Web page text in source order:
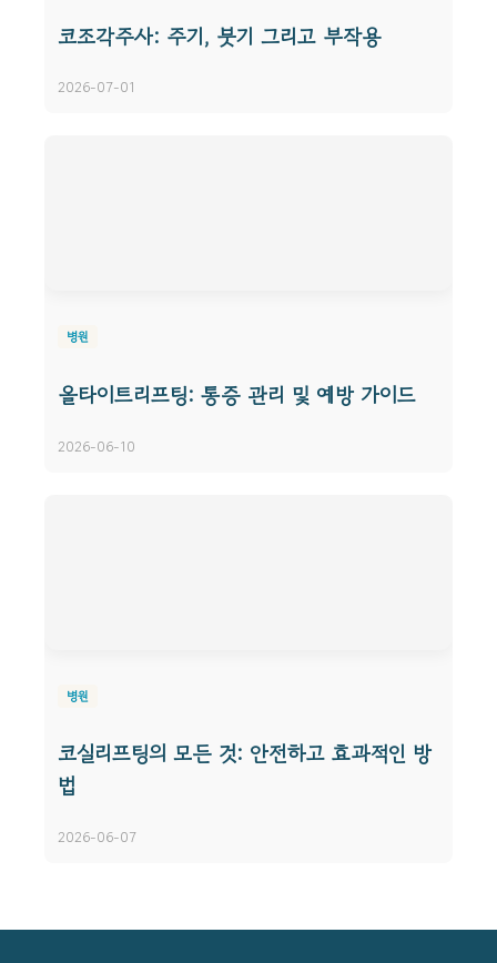
코조각주사: 주기, 붓기 그리고 부작용
2026-07-01
병원
올타이트리프팅: 통증 관리 및 예방 가이드
2026-06-10
병원
코실리프팅의 모든 것: 안전하고 효과적인 방
법
2026-06-07